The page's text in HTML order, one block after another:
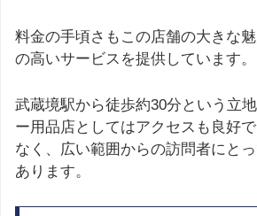
料金の手頃さもこの店舗の大きな
の高いサービスを提供しています。
武蔵境駅から徒歩約30分という立
ー用品店としてはアクセスも良好
なく、広い範囲からの訪問者にと
あります。